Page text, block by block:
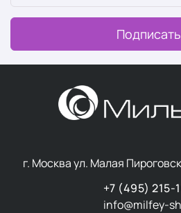
г. Москва ул. Малая
+7 (495) 215-
info@milfey-